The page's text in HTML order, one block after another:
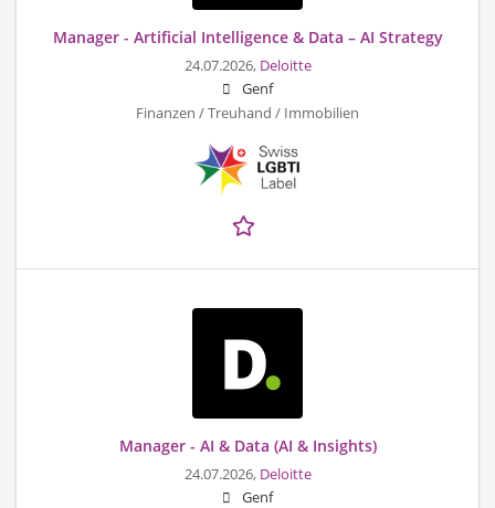
Manager - Artificial Intelligence & Data – AI Strategy
24.07.2026, Deloitte
Genf
Finanzen / Treuhand / Immobilien
Manager - AI & Data (AI & Insights)
24.07.2026, Deloitte
Genf